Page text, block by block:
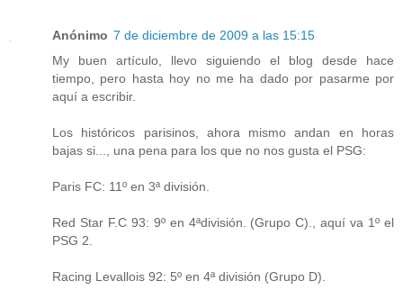
Anónimo 7 de diciembre de 2009 a las 15:15
My buen artículo, llevo siguiendo el blog desde hace
tiempo, pero hasta hoy no me ha dado por pasarme por
aquí a escribir.
Los históricos parisinos, ahora mismo andan en horas
bajas si..., una pena para los que no nos gusta el PSG:
Paris FC: 11º en 3ª división.
Red Star F.C 93: 9º en 4ªdivisión. (Grupo C)., aquí va 1º el
PSG 2.
Racing Levallois 92: 5º en 4ª división (Grupo D).